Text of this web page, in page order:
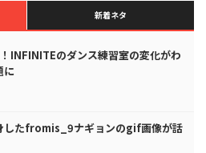
新着ネタ
INFINITEのダンス練習室の変化がわ
に
したfromis_9ナギョンのgif画像が話